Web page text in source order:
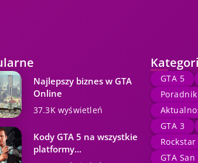
Najlepszy biznes w GTA
Online
37.3K wyświetleń
Kody GTA 5 na wszystkie
platformy...
GTA 5
Poradnik
GTA 3
Rockstar
GTA